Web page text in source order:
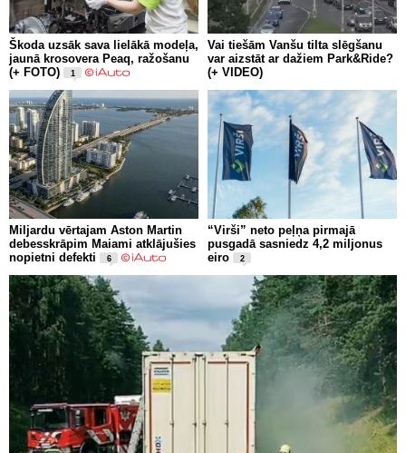
Škoda uzsāk sava lielākā modeļa,
jaunā krosovera Peaq, ražošanu
(+ FOTO)
1
Vai tiešām Vanšu tilta slēgšanu
var aizstāt ar dažiem Park&Ride?
(+ VIDEO)
Miljardu vērtajam Aston Martin
debesskrāpim Maiami atklājušies
nopietni defekti
6
“Virši” neto peļņa pirmajā
pusgadā sasniedz 4,2 miljonus
eiro
2